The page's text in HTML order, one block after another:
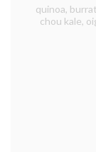
quinoa,
chou kale,